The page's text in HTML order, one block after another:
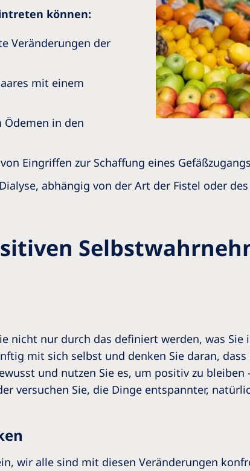
können:
Veränderungen der
mit einem
in den
Eingriffen zur Schaffung eines Gefäßzugangs
abhängig von der Art der Fistel oder
nicht nur durch das definiert werden, was
mit sich selbst und denken Sie daran,
und nutzen Sie es, um positiv zu
versuchen Sie, die Dinge entspannter,
wir alle sind mit diesen Veränderungen